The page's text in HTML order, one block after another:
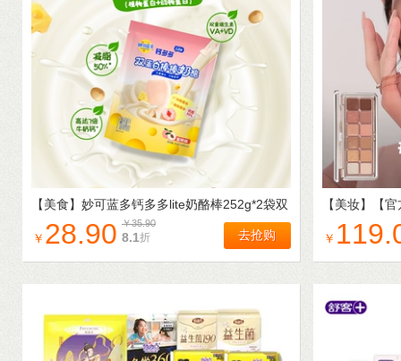
【美食】 妙可蓝多钙多多lite奶酪棒252g*2袋双
蛋白儿童零食常温高钙奶酪棒
￥ 28.90 ￥35.90
8.1折 去抢购
【美妆】
【
光大地色新
￥